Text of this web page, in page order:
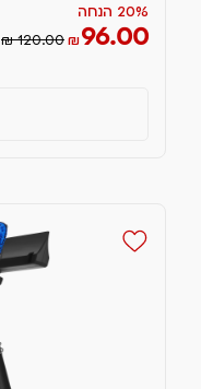
20% הנחה
₪96.00
₪ 120.00